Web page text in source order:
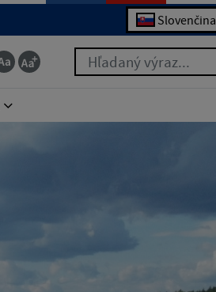
Slovenčina
Hľadaný výraz...